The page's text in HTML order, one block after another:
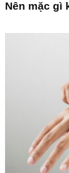
Nên mặc gì